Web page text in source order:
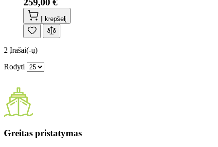
Į krepšelį
2 Įrašai(-ų)
Rodyti
Greitas pristatymas